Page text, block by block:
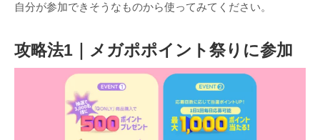
自分が参加できそうなものから使ってみてください。
攻略法1｜メガポポイント祭りに参加